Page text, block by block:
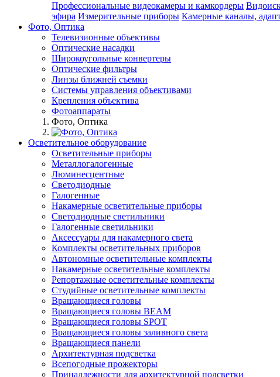
Профессиональные видеокамеры и камкордеры
эфира Измерительные приборы Камерные каналы,
Фото, Оптика
Телевизионные объективы
Оптические насадки
Широкоугольные конвертеры
Оптические фильтры
Линзы ближней съемки
Системы управления объективами
Крепления объектива
Фотоаппараты
Фото, Оптика
Осветительное оборудование
Осветительные приборы
Металлогалогенные
Люминесцентные
Светодиодные
Галогенные
Накамерные осветительные приборы
Светодиодные светильники
Галогенные светильники
Аксессуары для накамерного света
Комплекты осветительных приборов
Автономные осветительные комплекты
Накамерные осветительные комплекты
Репортажные осветительные комплекты
Студийные осветительные комплекты
Вращающиеся головы
Вращающиеся головы BEAM
Вращающиеся головы SPOT
Вращающиеся головы заливного света
Вращающиеся панели
Архитектурная подсветка
Всепогодные прожекторы
Принадлежности для архитектурной подсветки